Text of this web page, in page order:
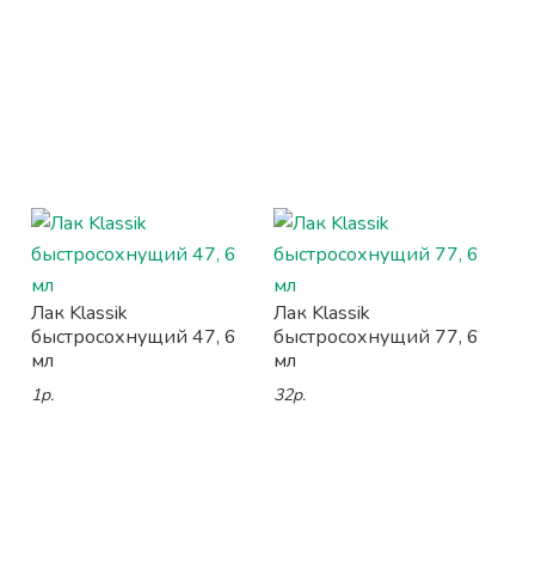
Лак Klassik
быстросохнущий 47, 6
мл
1р.
Лак Klassik
быстросохнущий 77, 6
мл
32р.